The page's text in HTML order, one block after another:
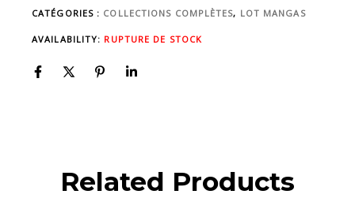
CATÉGORIES : COLLECTIONS COMPLÈTES, LOT MANGAS
AVAILABILITY: RUPTURE DE STOCK
Related Products